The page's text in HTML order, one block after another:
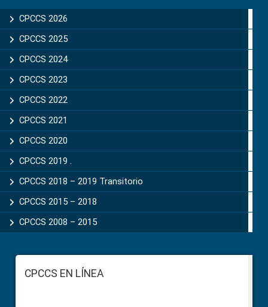
Sidebar
CPCCS 2026
CPCCS 2025
CPCCS 2024
CPCCS 2023
CPCCS 2022
CPCCS 2021
CPCCS 2020
CPCCS 2019 .
CPCCS 2018 – 2019 Transitorio
CPCCS 2015 – 2018
CPCCS 2008 – 2015
FooterCPCCS EN LÍNEA